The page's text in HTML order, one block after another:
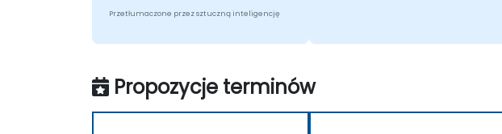
Przetłumaczone przez sztuczną inteligencję
Propozycje terminów